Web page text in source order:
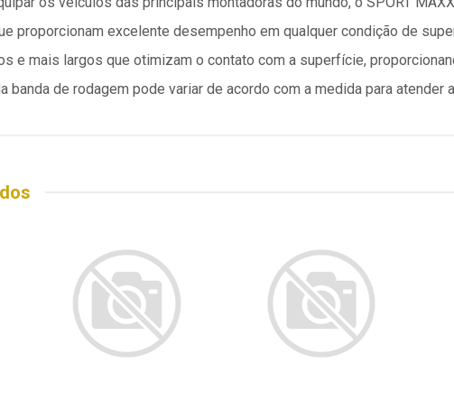
proporcionam excelente desempenho em qualquer condição de
e mais largos que otimizam o contato com a superfície,
banda de rodagem pode variar de acordo com a medida para atender